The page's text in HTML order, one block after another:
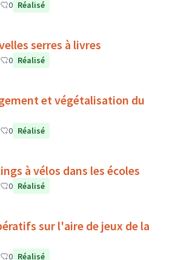
0 Réalisé
serres à livres
0 Réalisé
et végétalisation du
0 Réalisé
à vélos dans les écoles
0 Réalisé
sur l'aire de jeux de la
0 Réalisé